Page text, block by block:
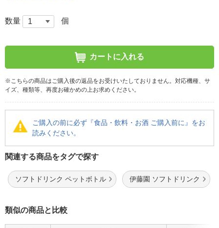
数量 個
カートに入れる
※こちらの商品はご購入後の返品をお受けいたしておりません。対応機種、サ
イズ、種類等、再度お確かめの上お求めください。
ご購入の前に必ず『食品・飲料・お酒 ご購入前に』をお
読みください。
関連する商品をタグで探す
ソフトドリンク ペットボトル 伊藤園 ソフトドリンク
類似の商品と比較